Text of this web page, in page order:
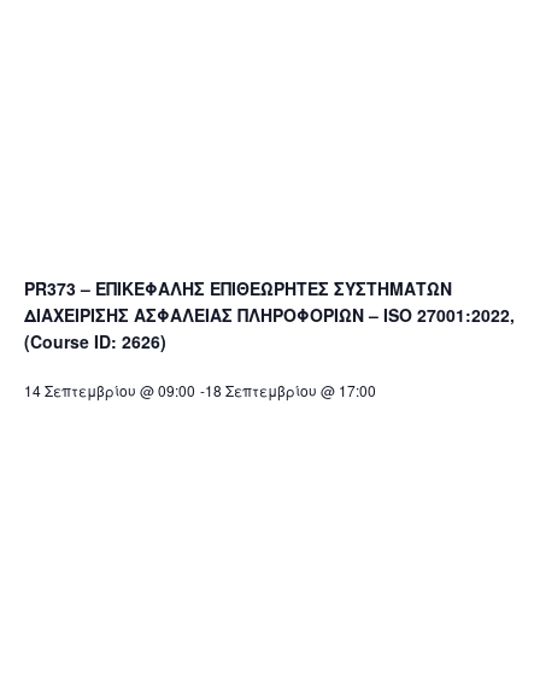
PR373 – ΕΠΙΚΕΦΑΛΗΣ ΕΠΙΘΕΩΡΗΤΕΣ ΣΥΣΤΗΜΑΤΩΝ
ΔΙΑΧΕΙΡΙΣΗΣ ΑΣΦΑΛΕΙΑΣ ΠΛΗΡΟΦΟΡΙΩΝ – ISO 27001:2022,
(Course ID: 2626)
14 Σεπτεμβρίου @ 09:00 -18 Σεπτεμβρίου @ 17:00